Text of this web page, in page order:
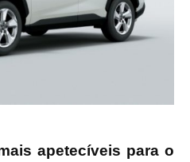
apetecíveis para o